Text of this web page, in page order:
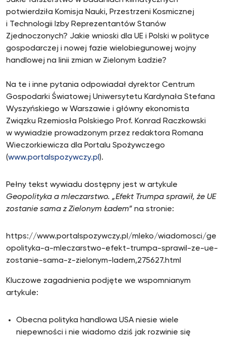
potwierdziła Komisja Nauki, Przestrzeni Kosmicznej
i Technologii Izby Reprezentantów Stanów
Zjednoczonych? Jakie wnioski dla UE i Polski w polityce
gospodarczej i nowej fazie wielobiegunowej wojny
handlowej na linii zmian w Zielonym Ładzie?
Na te i inne pytania odpowiadał dyrektor Centrum
Gospodarki Światowej Uniwersytetu Kardynała Stefana
Wyszyńskiego w Warszawie i główny ekonomista
Związku Rzemiosła Polskiego Prof. Konrad Raczkowski
w wywiadzie prowadzonym przez redaktora Romana
Wieczorkiewicza dla Portalu Spożywczego
(www.portalspozywczy.pl ).
Pełny tekst wywiadu dostępny jest w artykule
Geopolityka a mleczarstwo. „Efekt Trumpa sprawił, że UE
zostanie sama z Zielonym Ładem” na stronie:
https://www.portalspozywczy.pl/mleko/wiadomosci/ge
opolityka-a-mleczarstwo-efekt-trumpa-sprawil-ze-ue-
zostanie-sama-z-zielonym-ladem,275627.html
Kluczowe zagadnienia podjęte we wspomnianym
artykule:
Obecna polityka handlowa USA niesie wiele
niepewności i nie wiadomo dziś jak rozwinie się